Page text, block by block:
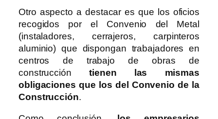
Otro aspecto a destacar es que los oficios
recogidos por el Convenio del Metal
(instaladores, cerrajeros, carpinteros
aluminio) que dispongan trabajadores en
centros de trabajo de obras de
construccióntienen las mismas
obligaciones que los del Convenio de la
Construcción.